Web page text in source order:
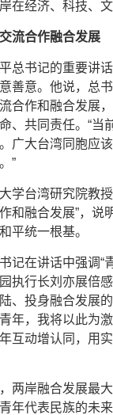
在经济、科技、
流合作融合发展
总书记的重要讲
善意。他说，总
合作和融合发展
、共同责任。“当
广大台湾同胞应
”
学台湾研究院教
和融合发展”，说
平统一根基。
记在讲话中强调“
执行长刘亦展倍
、投身融合发展
年，我将以此为
互动增认同，用
两岸融合发展最
年代表民族的未